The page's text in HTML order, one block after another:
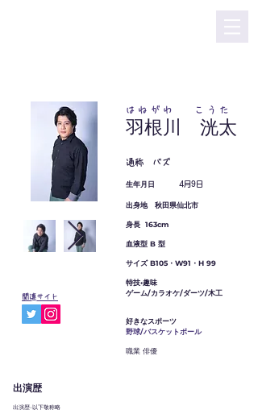
​関連サイト
​羽根川 洸太
はねがわ こうた
通称 バズ
生年月日 4 月9日
出身地 秋田県仙北市
身長 163cm
血液型 B 型
サイズ B105・W91・H 99
特技•趣味
ゲーム/カラオケ/ダーツ/木工
好きなスポーツ
​野球/バスケットボール
職業 俳優
​出演歴
出演歴-以下敬称略